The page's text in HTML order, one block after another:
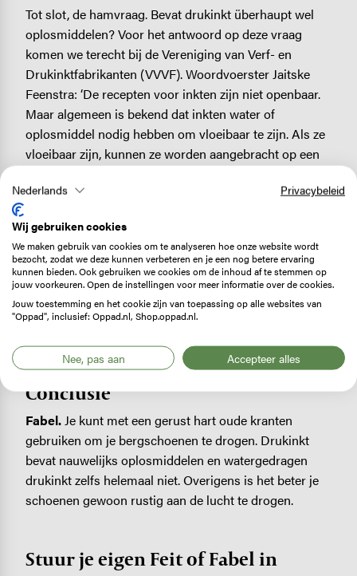
Tot slot, de hamvraag. Bevat drukinkt überhaupt wel
oplosmiddelen? Voor het antwoord op deze vraag
komen we terecht bij de Vereniging van Verf- en
Drukinktfabrikanten (VVVF). Woordvoerster Jaitske
Feenstra: ‘De recepten voor inkten zijn niet openbaar.
Maar algemeen is bekend dat inkten water of
oplosmiddel nodig hebben om vloeibaar te zijn. Als ze
vloeibaar zijn, kunnen ze worden aangebracht op een
de inkt eenmaal op die ondergrond is gedrukt, dan
anders vervaagt de print. De kleur van de inkt blijft
achter. Wordt er oplosmiddelhoudende inkt gebruikt,
dan resteert er na het drukproces en de droging van de
inkt een verwaarloosbare hoeveelheid oplosmiddel. Bij
het gebruik van watergedragen inkten blijft er zelfs
Conclusie
Fabel.Je kunt met een gerust hart oude kranten
gebruiken om je bergschoenen te drogen. Drukinkt
bevat nauwelijks oplosmiddelen en watergedragen
drukinkt zelfs helemaal niet. Overigens is het beter je
schoenen gewoon rustig aan de lucht te drogen.
Stuur je eigen Feit of Fabel in
Nederlands Privacybeleid
Wij gebruiken cookies
We maken gebruik van cookies om te analyseren hoe onze website wordt
bezocht, zodat we deze kunnen verbeteren en je een nog betere ervaring
kunnen bieden. Ook gebruiken we cookies om de inhoud af te stemmen op
jouw voorkeuren. Open de instellingen voor meer informatie over de cookies.
Jouw toestemming en het cookie zijn van toepassing op alle websites van
"Oppad", inclusief: Oppad.nl, Shop.oppad.nl.
Nee, pas aan Accepteer alles